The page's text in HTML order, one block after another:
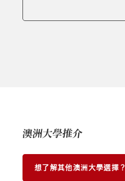
澳洲大學推介
想了解其他澳洲大學選擇？